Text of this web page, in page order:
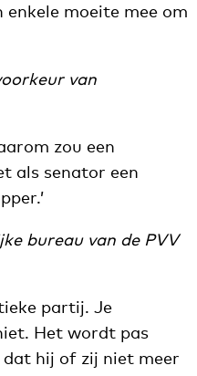
moeite mee om
van
zou een
als senator een
bureau van de PVV
partij. Je
Het wordt pas
dat hij of zij niet meer